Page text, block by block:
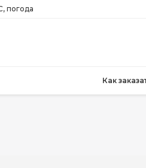
погода
Как